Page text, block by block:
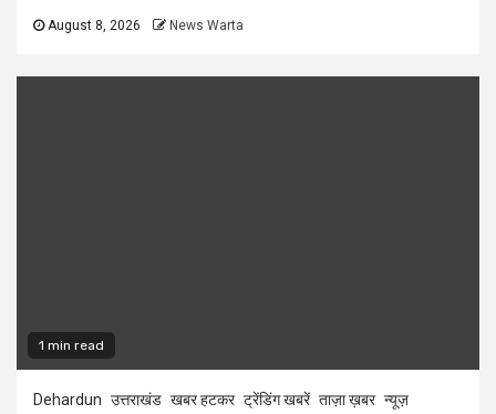
August 8, 2026 News Warta
1 min read
Dehardun उत्तराखंड खबर हटकर ट्रेंडिंग खबरें ताज़ा ख़बर न्यूज़